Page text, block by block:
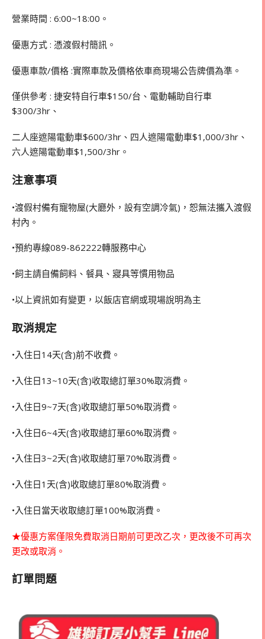
營業時間 : 6:00~18:00。
優惠方式 : 憑渡假村簡訊。
優惠車款/價格 :實際車款及價格依車商現場公告牌價為準。
僅供參考 : 捷安特自行車$150/台、電動輔助自行車
$300/3hr、
二人座遮陽電動車$600/3hr、四人遮陽電動車$1,000/3hr、
六人遮陽電動車$1,500/3hr。
注意事項
•渡假村備有寵物屋(大廳外，設有空調冷氣)，恕無法攜入渡假
村內。
•預約專線089-862222轉服務中心
•飼主請自備飼料、餐具、寢具等慣用物品
•以上資訊如有變更，以飯店官網或現場說明為主
取消規定
•入住日14天(含)前不收費。
•入住日13~10天(含)收取總訂單30%取消費。
•入住日9~7天(含)收取總訂單50%取消費。
•入住日6~4天(含)收取總訂單60%取消費。
•入住日3~2天(含)收取總訂單70%取消費。
•入住日1天(含)收取總訂單80%取消費。
•入住日當天收取總訂單100%取消費。
★優惠方案僅限免費取消日期前可更改乙次，更改後不可再次
更改或取消。
訂單問題